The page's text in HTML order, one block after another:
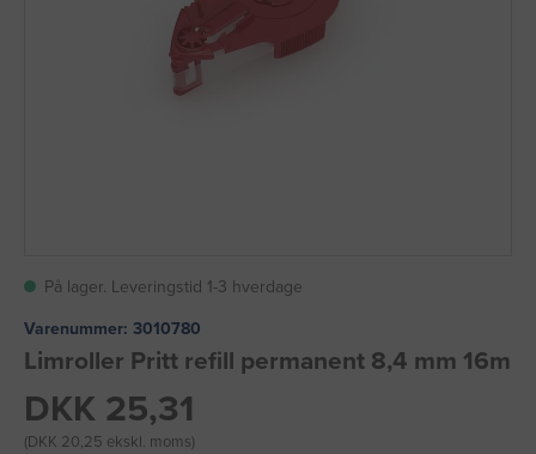
På lager. Leveringstid 1-3 hverdage
Varenummer: 3010780
Limroller Pritt refill permanent 8,4 mm 16m
DKK 25,31
(DKK 20,25 ekskl. moms)